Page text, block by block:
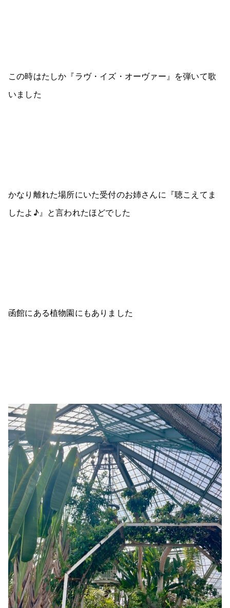
この時はたしか『ラヴ・イズ・オーヴァー』を弾いて歌
いました
かなり離れた場所にいた受付のお姉さんに『聴こえてま
したよ♪』と言われたほどでした
函館にある植物園にもありました